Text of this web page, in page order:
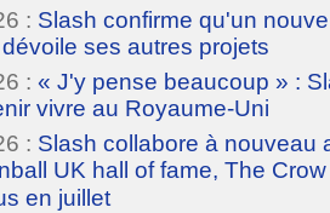
: Slash confirme qu'un
ses autres projets
: « J'y pense beaucoup » :
vivre au Royaume-Uni
: Slash collabore à nouveau
UK hall of fame, The
en juillet